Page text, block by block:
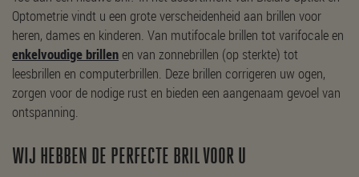
Optometrie vindt u een grote verscheidenheid aan brillen voor
heren, dames en kinderen. Van mutifocale brillen tot varifocale en
enkelvoudige brillenen van zonnebrillen (op sterkte) tot
leesbrillen en computerbrillen. Deze brillen corrigeren uw ogen,
zorgen voor de nodige rust en bieden een aangenaam gevoel van
ontspanning.
WIJ HEBBEN DE PERFECTE BRIL VOOR U